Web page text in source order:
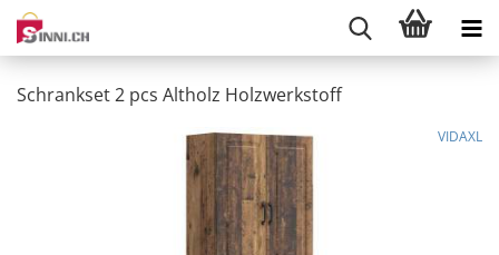
Schrankset 2 pcs Altholz Holzwerkstoff
VIDAXL